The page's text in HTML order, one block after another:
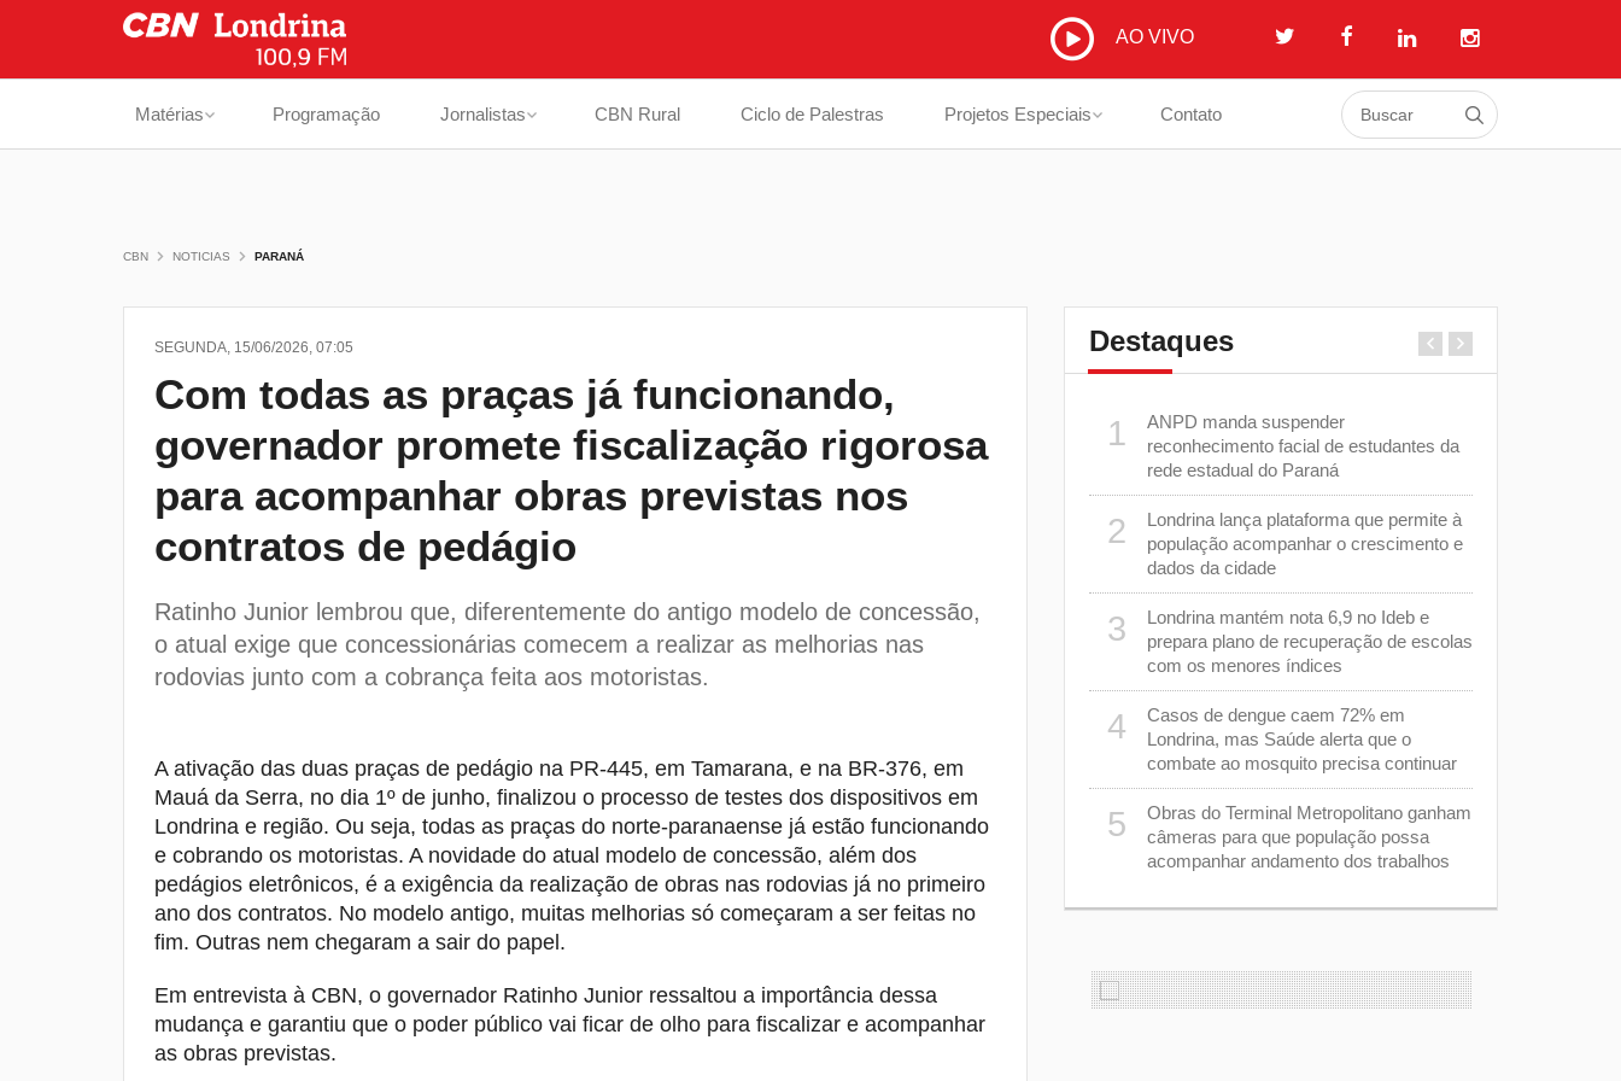
AO VIVO
Matérias Programação Jornalistas CBN Rural Ciclo de Palestras Projetos Especiais Contato
CBN NOTICIAS PARANÁ
SEGUNDA, 15/06/2026, 07:05
Com todas as praças já funcionando,
governador promete fiscalização rigorosa
para acompanhar obras previstas nos
contratos de pedágio
Ratinho Junior lembrou que, diferentemente do antigo modelo de concessão,
o atual exige que concessionárias comecem a realizar as melhorias nas
rodovias junto com a cobrança feita aos motoristas.
A ativação das duas praças de pedágio na PR-445, em Tamarana, e na BR-376, em
Mauá da Serra, no dia 1º de junho, finalizou o processo de testes dos dispositivos em
Londrina e região. Ou seja, todas as praças do norte-paranaense já estão funcionando
e cobrando os motoristas. A novidade do atual modelo de concessão, além dos
pedágios eletrônicos, é a exigência da realização de obras nas rodovias já no primeiro
ano dos contratos. No modelo antigo, muitas melhorias só começaram a ser feitas no
fim. Outras nem chegaram a sair do papel.
Em entrevista à CBN, o governador Ratinho Junior ressaltou a importância dessa
mudança e garantiu que o poder público vai ficar de olho para fiscalizar e acompanhar
as obras previstas.
Destaques
6
Estão abertas as inscrições para o
Desfile de 7 de Setembro em Londrina
7
Feira do Sebrae traz palestras gratuitas e
diminuem 43% em Londrina, mas
cuidados precisam seguir redobrados
10
Tubarão tem sequência fora de casa e
busca reverter números como visitante
na Série B
1
ANPD manda suspender
reconhecimento facial de estudantes da
rede estadual do Paraná
2
Londrina lança plataforma que permite à
população acompanhar o crescimento e
dados da cidade
3
Londrina mantém nota 6,9 no Ideb e
prepara plano de recuperação de escolas
com os menores índices
4
Casos de dengue caem 72% em
Londrina, mas Saúde alerta que o
combate ao mosquito precisa continuar
5
Obras do Terminal Metropolitano ganham
câmeras para que população possa
acompanhar andamento dos trabalhos